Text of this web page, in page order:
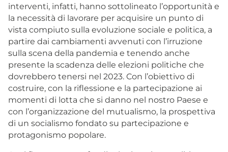
interventi, infatti, hanno sottolineato l’opportunità e
la necessità di lavorare per acquisire un punto di
vista compiuto sulla evoluzione sociale e politica, a
partire dai cambiamenti avvenuti con l’irruzione
sulla scena della pandemia e tenendo anche
presente la scadenza delle elezioni politiche che
dovrebbero tenersi nel 2023. Con l’obiettivo di
costruire, con la riflessione e la partecipazione ai
momenti di lotta che si danno nel nostro Paese e
con l’organizzazione del mutualismo, la prospettiva
di un socialismo fondato su partecipazione e
protagonismo popolare.